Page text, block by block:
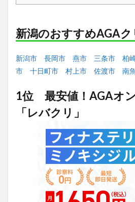
新潟のおすすめAGA
新潟市 長岡市 燕市 三条市 柏
市
十日町市 村上市 佐渡市 南
1位 最安値！AGAオ
「レバクリ」